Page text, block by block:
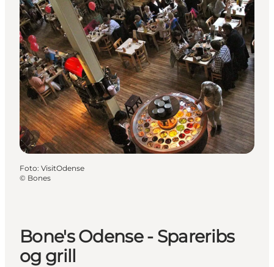
Foto: VisitOdense
© Bones
Bone's Odense - Spareribs
og grill